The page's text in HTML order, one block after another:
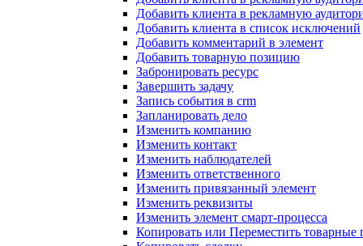
Добавить клиента в рекламную
Добавить клиента в список исключений
Добавить комментарий в элемент
Добавить товарную позицию
Забронировать ресурс
Завершить задачу
Запись события в crm
Запланировать дело
Изменить компанию
Изменить контакт
Изменить наблюдателей
Изменить ответственного
Изменить привязанный элемент
Изменить реквизиты
Изменить элемент смарт-процесса
Копировать или Переместить товарные